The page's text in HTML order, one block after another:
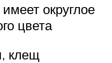
округлое
цвета
клещ